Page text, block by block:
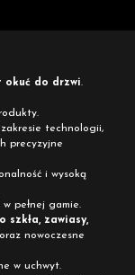
okuć do drzwi.
technologii,
precyzyjne
i wysoką
w pełnej gamie.
szkła, zawiasy,
oraz nowoczesne
w uchwyt.